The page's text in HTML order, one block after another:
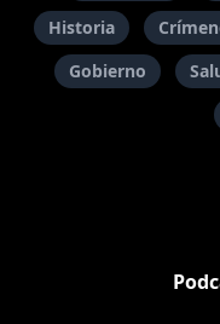
Historia
Gobierno